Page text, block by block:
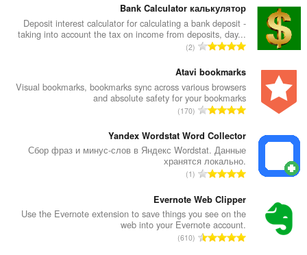
פ
ר
ד
י
ג
י
ם
:
Bank Calculator калькулятор
Deposit interest calculator for calculating a bank deposit -
taking into account the tax on income from deposits, day...
מ
פ
ר
ד
י
ו
ג
י
ם
:
2
Atavi bookmarks
Visual bookmarks, bookmarks sync across various browsers
and absolute safety for your bookmarks
מ
פ
ר
ד
י
ו
ג
י
ם
170
Yandex Wordstat Word Collector
Сбор фраз и минус-слов в Яндекс Wordstat. Данные
хранятся локально.
מ
פ
ר
ד
י
1
Evernote Web Clipper
Use the Evernote extension to save things you see on the
web into your Evernote account.
מ610